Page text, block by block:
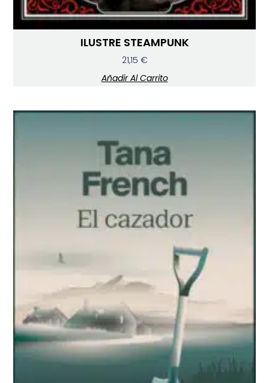
ILUSTRE STEAMPUNK
21,15 €
Añadir Al Carrito